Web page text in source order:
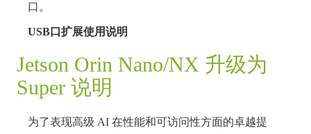
口。
USB口扩展使用说明
Jetson Orin Nano/NX 升级为
Super 说明
为了表现高级 AI 在性能和可访问性方面的卓越提